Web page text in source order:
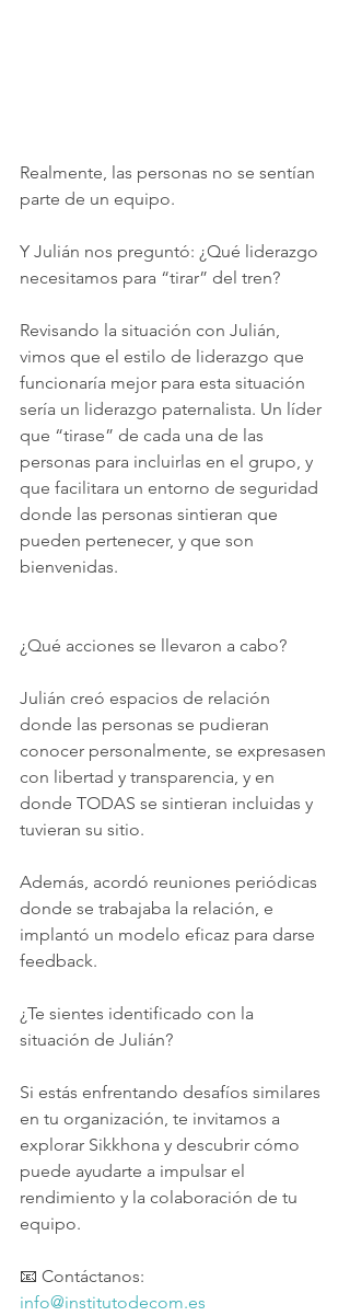
Realmente, las personas no se sentían
parte de un equipo.
Y Julián nos preguntó: ¿Qué liderazgo
necesitamos para “tirar” del tren?
Revisando la situación con Julián,
vimos que el estilo de liderazgo que
funcionaría mejor para esta situación
sería un liderazgo paternalista. Un líder
que “tirase” de cada una de las
personas para incluirlas en el grupo, y
que facilitara un entorno de seguridad
donde las personas sintieran que
pueden pertenecer, y que son
bienvenidas.
¿Qué acciones se llevaron a cabo?
Julián creó espacios de relación
donde las personas se pudieran
conocer personalmente, se expresasen
con libertad y transparencia, y en
donde TODAS se sintieran incluidas y
tuvieran su sitio.
Además, acordó reuniones periódicas
donde se trabajaba la relación, e
implantó un modelo eficaz para darse
feedback.
¿Te sientes identificado con la
situación de Julián?
Si estás enfrentando desafíos similares
en tu organización, te invitamos a
explorar Sikkhona y descubrir cómo
puede ayudarte a impulsar el
rendimiento y la colaboración de tu
equipo.
📧 Contáctanos:
info@institutodecom.es